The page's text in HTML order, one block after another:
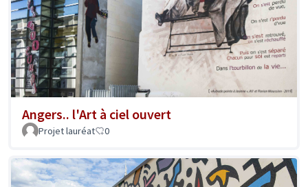
Angers.. l'Art à ciel ouvert
Projet lauréat 0